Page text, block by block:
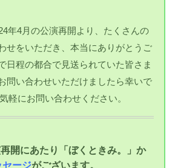
年4月の公演再開より、たくさんの
せをいただき、本当にありがとうご
日程の都合で見送られていた皆さま
問い合わせいただけましたら幸いで
軽にお問い合わせください。
開にあたり「ぼくときみ。」か
セージがございます。